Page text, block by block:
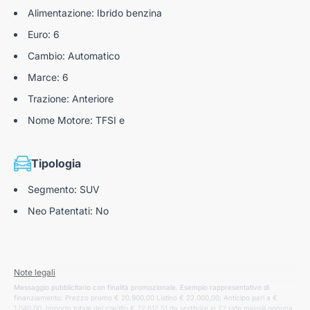
Alimentazione: Ibrido benzina
Euro: 6
Cambio: Automatico
Marce: 6
Trazione: Anteriore
Nome Motore: TFSI e
Tipologia
Segmento: SUV
Neo Patentati: No
Note legali
Messaggio pubblicitario con finalità promozionale. Esempio rappresentativo di
finanziamento: Prezzo promo € 20.900,00 Listino € 22.000,00; Anticipo pari a €
1.040,00. Importo totale del credito € 22.612,51 da restituire in 72 rate mensili ognuna